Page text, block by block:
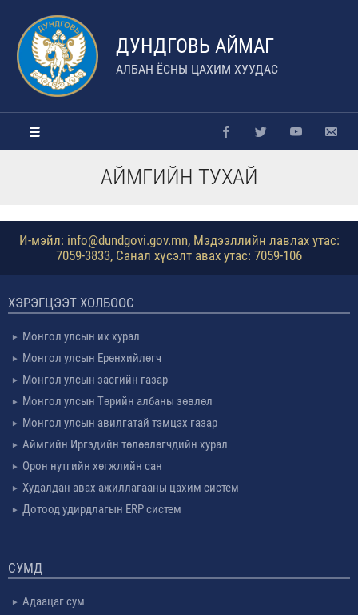
ДУНДГОВЬ АЙМАГ
АЛБАН ЁСНЫ ЦАХИМ ХУУДАС
АЙМГИЙН ТУХАЙ
И-мэйл: info@dundgovi.gov.mn, Мэдээллийн лавлах утас:
7059-3833, Санал хүсэлт авах утас: 7059-106
ХЭРЭГЦЭЭТ ХОЛБООС
Монгол улсын их хурал
Монгол улсын Ерөнхийлөгч
Монгол улсын засгийн газар
Монгол улсын Төрийн албаны зөвлөл
Монгол улсын авилгатай тэмцэх газар
Аймгийн Иргэдийн төлөөлөгчдийн хурал
Орон нутгийн хөгжлийн сан
Худалдан авах ажиллагааны цахим систем
Дотоод удирдлагын ERP систем
СУМД
Адаацаг сум